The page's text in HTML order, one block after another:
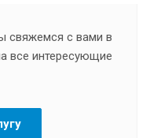
свяжемся с вами в
все интересующие